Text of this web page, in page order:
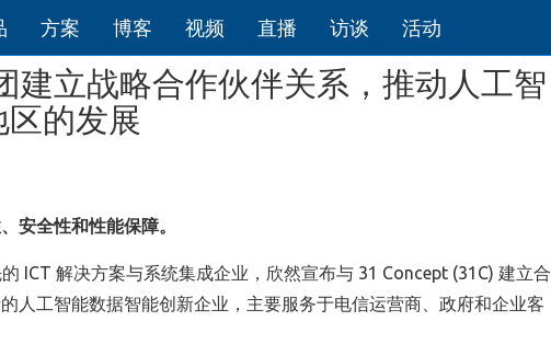
方案 博客 视频 直播 访谈 活动
建立战略合作伙伴关系，推动人工智
的发展
安全性和性能保障。
ICT 解决方案与系统集成企业，欣然宣布与 31 Concept (31C) 建立合
人工智能数据智能创新企业，主要服务于电信运营商、政府和企业客